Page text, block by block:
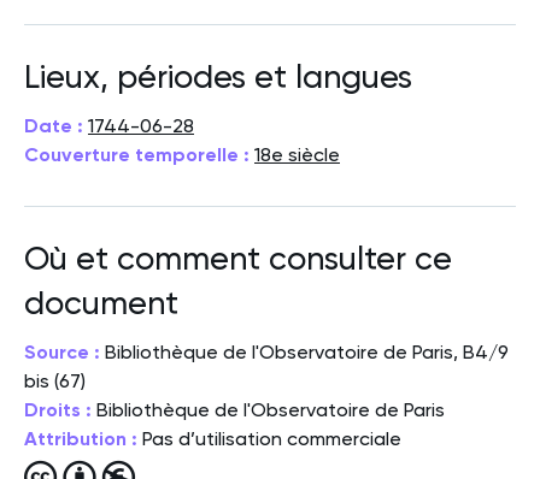
Lieux, périodes et langues
Date : 1744-06-28
Couverture temporelle : 18e siècle
Où et comment consulter ce
document
Source : Bibliothèque de l'Observatoire de Paris, B4/9
bis (67)
Droits : Bibliothèque de l'Observatoire de Paris
Attribution : Pas d’utilisation commerciale